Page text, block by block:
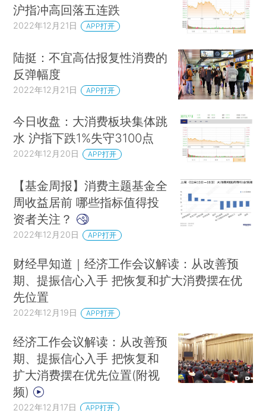
沪指冲高回落五连跌
2022年12月21日 APP打开
陆挺：不宜高估报复性消费的
反弹幅度
2022年12月21日 APP打开
今日收盘：大消费板块集体跳
水 沪指下跌1%失守3100点
2022年12月20日 APP打开
【基金周报】消费主题基金全
周收益居前 哪些指标值得投
资者关注？
2022年12月20日 APP打开
财经早知道｜经济工作会议解读：从改善预
期、提振信心入手 把恢复和扩大消费摆在优
先位置
2022年12月19日 APP打开
经济工作会议解读：从改善预
期、提振信心入手 把恢复和
扩大消费摆在优先位置(附视
频)
2022年12月17日 APP打开